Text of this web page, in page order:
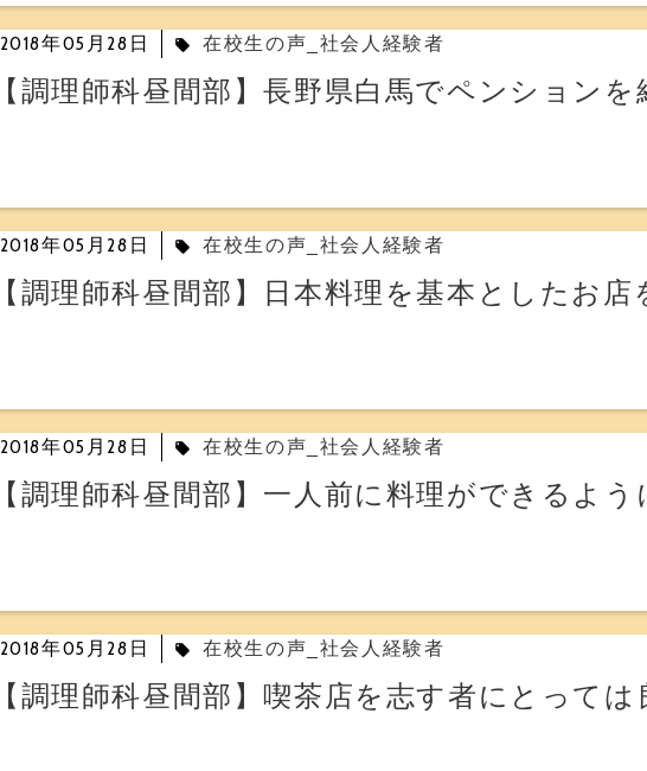
2018年05月28日 local_offer 在校生の声_社会人経験者
【調理師科昼間部】長野県白馬でペンション
2018年05月28日 local_offer 在校生の声_社会人経験者
【調理師科昼間部】日本料理を基本としたお
2018年05月28日 local_offer 在校生の声_社会人経験者
【調理師科昼間部】一人前に料理ができるよ
2018年05月28日 local_offer 在校生の声_社会人経験者
【調理師科昼間部】喫茶店を志す者にとっては